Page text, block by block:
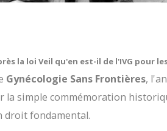
la loi Veil qu'en est-il de l'IVG pour
Gynécologie Sans Frontières,
la simple commémoration
droit fondamental.